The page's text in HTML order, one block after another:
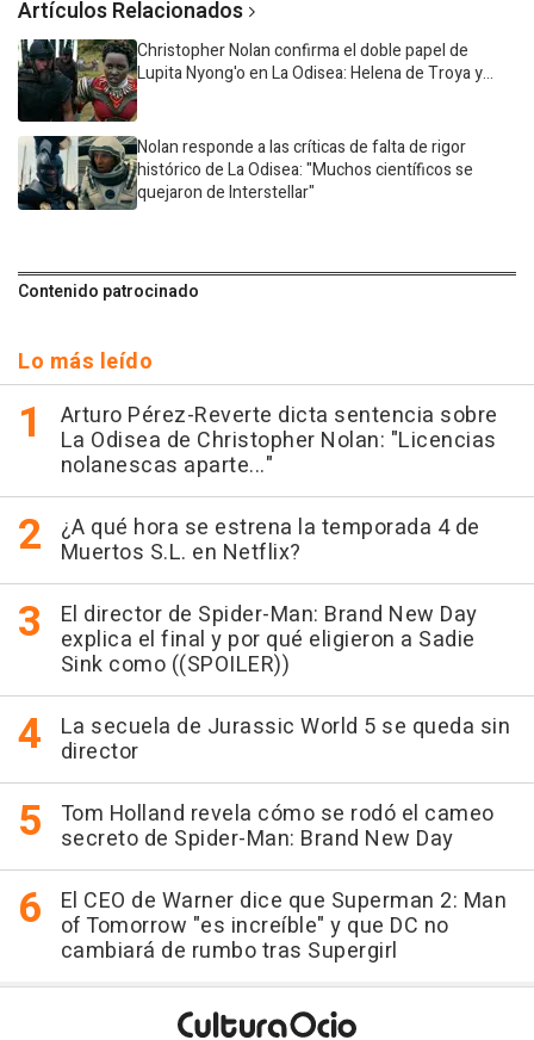
Artículos Relacionados
Christopher Nolan confirma el doble papel de
Lupita Nyong'o en La Odisea: Helena de Troya y...
Nolan responde a las críticas de falta de rigor
histórico de La Odisea: "Muchos científicos se
quejaron de Interstellar"
Contenido patrocinado
Lo más leído
Arturo Pérez-Reverte dicta sentencia sobre
La Odisea de Christopher Nolan: "Licencias
nolanescas aparte..."
¿A qué hora se estrena la temporada 4 de
Muertos S.L. en Netflix?
El director de Spider-Man: Brand New Day
explica el final y por qué eligieron a Sadie
Sink como ((SPOILER))
La secuela de Jurassic World 5 se queda sin
director
Tom Holland revela cómo se rodó el cameo
secreto de Spider-Man: Brand New Day
El CEO de Warner dice que Superman 2: Man
of Tomorrow "es increíble" y que DC no
cambiará de rumbo tras Supergirl